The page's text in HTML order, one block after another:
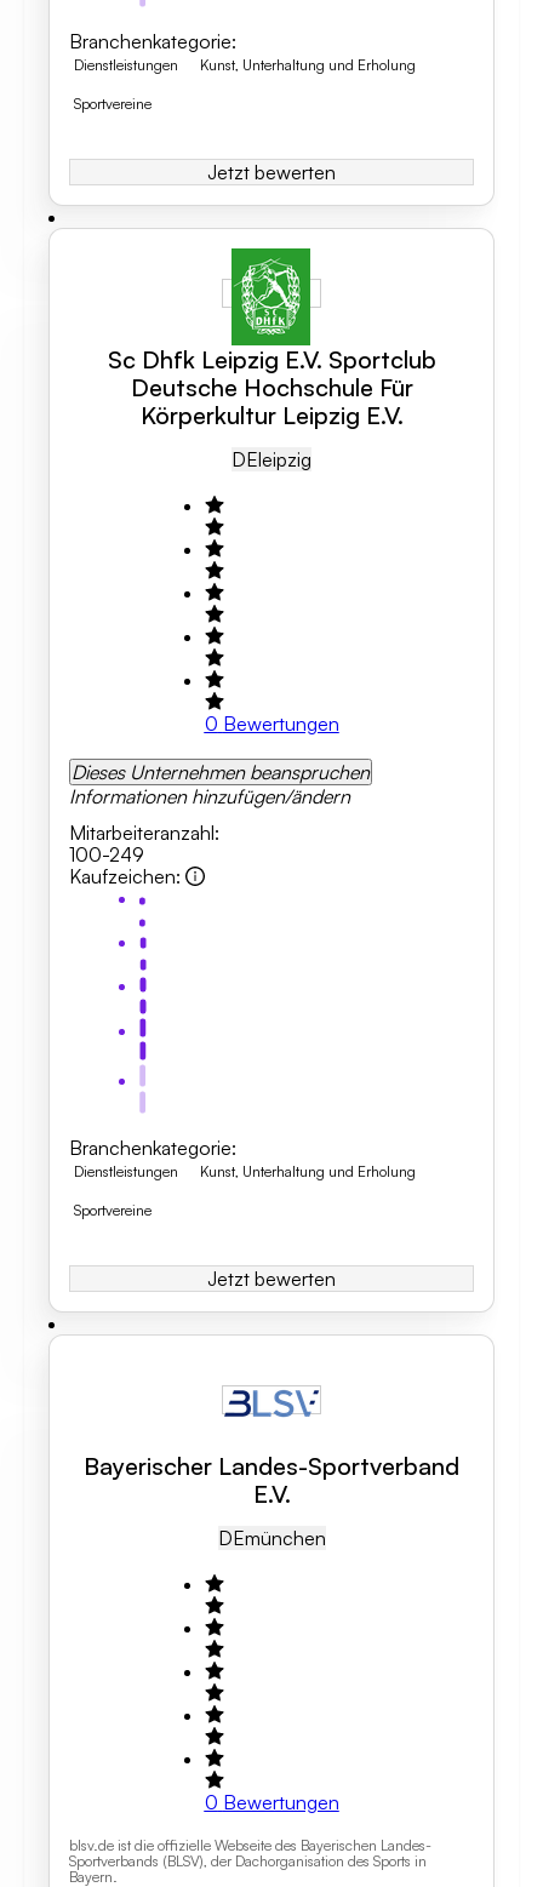
Branchenkategorie:
Dienstleistungen Kunst, Unterhaltung und Erholung
Sportvereine
Jetzt bewerten
Sc Dhfk Leipzig E.V. Sportclub
Deutsche Hochschule Für
Körperkultur Leipzig E.V.
DELeipzig
0 Bewertungen
Dieses Unternehmen beanspruchen
Informationen hinzufügen/ändern
Mitarbeiteranzahl:
100-249
Kaufzeichen:
Branchenkategorie:
Dienstleistungen Kunst, Unterhaltung und Erholung
Sportvereine
Jetzt bewerten
Bayerischer Landes-Sportverband
E.V.
DEMünchen
0 Bewertungen
blsv.de ist die offizielle Webseite des Bayerischen Landes-
Sportverbands (BLSV), der Dachorganisation des Sports in
Bayern.